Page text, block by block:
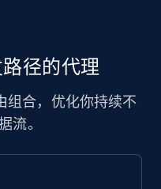
径的代理
组合，优化你持续不
流。